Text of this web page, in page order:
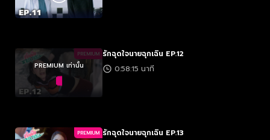
PREMIUM
PREMIUM เท่านั้น
รักฉุดใจนายฉุกเฉิน EP.12
0:58:15 นาที
PREMIUM รักฉุดใจนายฉุกเฉิน EP.13